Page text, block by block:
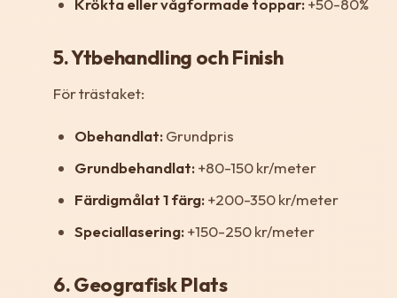
Krökta eller vågformade toppar:+50-80%
5. Ytbehandling och Finish
För trästaket:
Obehandlat:Grundpris
Grundbehandlat:+80-150 kr/meter
Färdigmålat 1 färg:+200-350 kr/meter
Speciallasering:+150-250 kr/meter
6. Geografisk Plats